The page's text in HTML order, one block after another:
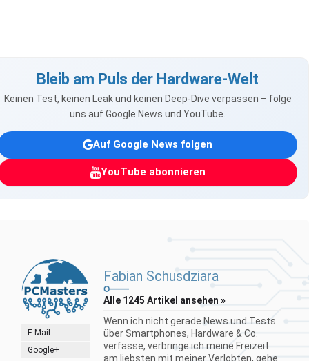
Bleib am Puls der Hardware-Welt
Keinen Test, keinen Leak und keinen Deep-Dive verpassen – folge
uns auf Google News und YouTube.
Auf Google News folgen
YouTube abonnieren
E-Mail
Google+
Fabian Schusdziara
Alle 1245 Artikel ansehen »
Wenn ich nicht gerade News und Tests
über Smartphones, Hardware & Co.
verfasse, verbringe ich meine Freizeit
am liebsten mit meiner Verlobten, gehe